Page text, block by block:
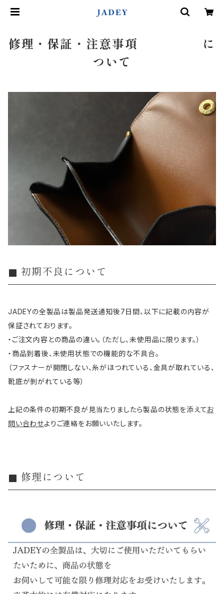
修理・保証・注意事項 に
ついて
初期不良について
JADEYの全製品は製品発送通知後7日間、以下に記載の内容が
保証されております。
・ご注文内容との商品の違い。（ただし、未使用品に限ります。）
・商品到着後、未使用状態での機能的な不具合。
（ファスナーが開閉しない、糸がほつれている、金具が取れている、
靴底が剝がれている等）
上記の条件の初期不良が見当たりましたら製品の状態を添えてお
問い合わせよりご連絡をお願いいたします。
修理について